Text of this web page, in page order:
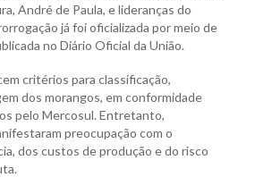
André de Paula, e lideranças do
já foi oficializada por meio de
no Diário Oficial da União.
critérios para classificação,
dos morangos, em conformidade
pelo Mercosul. Entretanto,
preocupação com o
dos custos de produção e do risco